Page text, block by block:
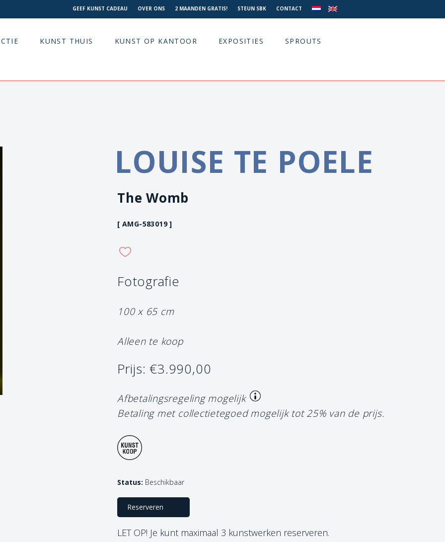
GEEF KUNST CADEAU OVER ONS 2 MAANDEN GRATIS! STEUN SBK CONTACT
KUNST THUIS KUNST OP KANTOOR EXPOSITIES SPROUTS
LOUISE TE POELE
The Womb
[ AMG-583019 ]
Fotografie
100 x 65 cm
Alleen te koop
Prijs: €3.990,00
Afbetalingsregeling mogelijk
Betaling met collectietegoed mogelijk tot 25% van de prijs.
Status: Beschikbaar
Reserveren
LET OP! Je kunt maximaal 3 kunstwerken reserveren.